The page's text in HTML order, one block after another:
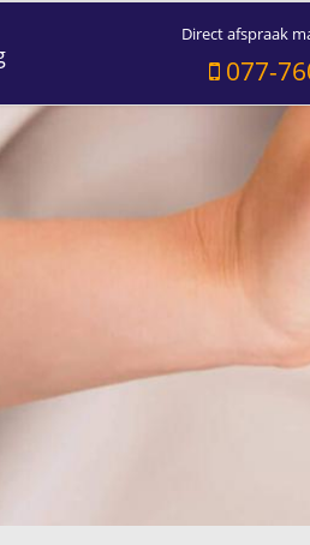
Direct afspraak
077-